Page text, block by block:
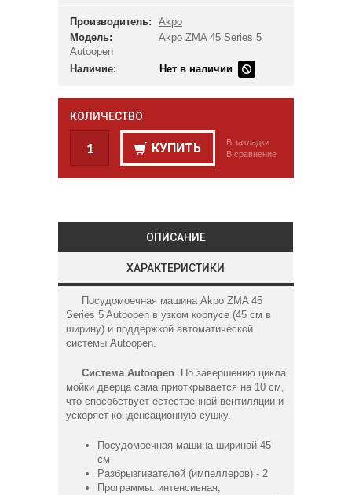
Производитель:
Akpo
Модель:
Akpo ZMA 45 Series 5
Autoopen
Наличие:
Нет в наличии
КОЛИЧЕСТВО
КУПИТЬ
В закладки
В сравнение
ОПИСАНИЕ
ХАРАКТЕРИСТИКИ
Посудомоечная машина Akpo ZMA 45
Series 5 Autoopen в узком корпусе (45 см в
ширину) и поддержкой автоматической
системы Autoopen.
Система Autoopen. По завершению цикла
мойки дверца сама приоткрывается на 10 см,
что способствует естественной вентиляции и
ускоряет конденсационную сушку.
Посудомоечная машина шириной 45
см
Разбрызгивателей (импеллеров) - 2
Программы: интенсивная,